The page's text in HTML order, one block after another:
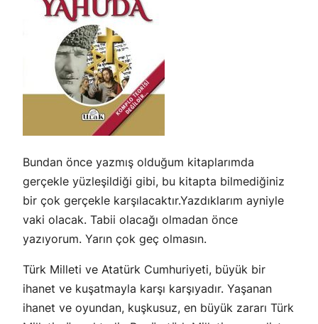
Bundan önce yazmış olduğum kitaplarımda
gerçekle yüzleşildiği gibi, bu kitapta bilmediğiniz
bir çok gerçekle karşılacaktır.Yazdıklarım ayniyle
vaki olacak. Tabii olacağı olmadan önce
yazıyorum. Yarın çok geç olmasın.
Türk Milleti ve Atatürk Cumhuriyeti, büyük bir
ihanet ve kuşatmayla karşı karşıyadır. Yaşanan
ihanet ve oyundan, kuşkusuz, en büyük zararı Türk